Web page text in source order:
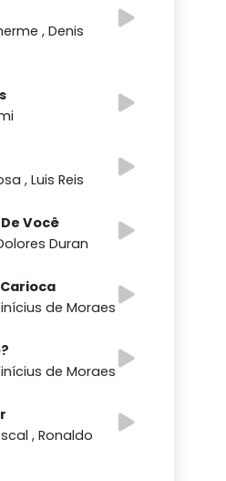
, Denis
, Luis Reis
Você
Duran
Carioca
de Moraes
de Moraes
, Ronaldo